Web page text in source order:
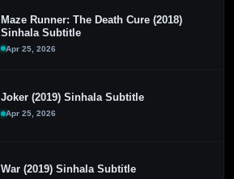
Maze Runner: The Death Cure (2018)
Sinhala Subtitle
Apr 25, 2026
Joker (2019) Sinhala Subtitle
Apr 25, 2026
War (2019) Sinhala Subtitle